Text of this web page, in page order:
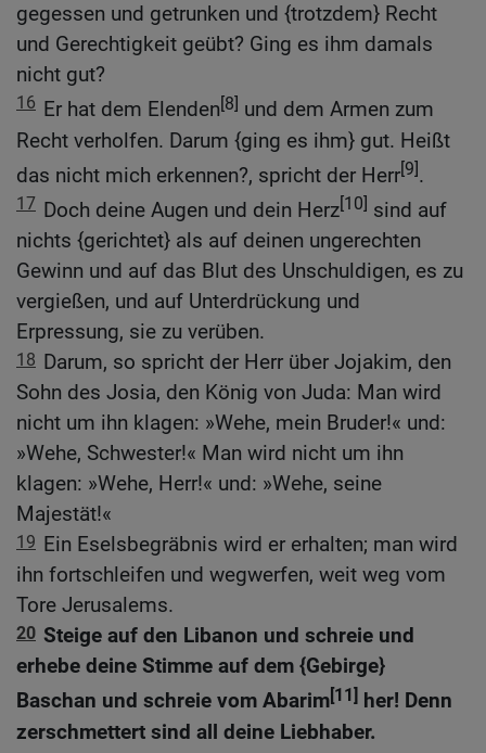
gegessen und getrunken und {trotzdem} Recht
und Gerechtigkeit geübt? Ging es ihm damals
nicht gut?
16 Er hat dem Elenden[8] und dem Armen zum
Recht verholfen. Darum {ging es ihm} gut. Heißt
das nicht mich erkennen?, spricht der Herr[9].
17 Doch deine Augen und dein Herz[10] sind auf
nichts {gerichtet} als auf deinen ungerechten
Gewinn und auf das Blut des Unschuldigen, es zu
vergießen, und auf Unterdrückung und
Erpressung, sie zu verüben.
18 Darum, so spricht der Herr über Jojakim, den
Sohn des Josia, den König von Juda: Man wird
nicht um ihn klagen: »Wehe, mein Bruder!« und:
»Wehe, Schwester!« Man wird nicht um ihn
klagen: »Wehe, Herr!« und: »Wehe, seine
Majestät!«
19 Ein Eselsbegräbnis wird er erhalten; man wird
ihn fortschleifen und wegwerfen, weit weg vom
Tore Jerusalems.
20 Steige auf den Libanon und schreie und
erhebe deine Stimme auf dem {Gebirge}
Baschan und schreie vom Abarim[11] her! Denn
zerschmettert sind all deine Liebhaber.